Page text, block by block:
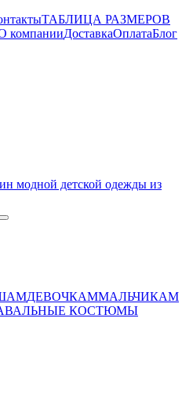
ТАБЛИЦА РАЗМЕРОВ
компанииДоставкаОплатаБлог
ДЕВОЧКАММАЛЬЧИКАМ
КОСТЮМЫ